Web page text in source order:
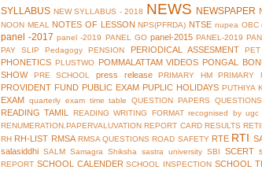
SYLLABUS NEW SYLLABUS - 2018 NEWS NEWSPAPER
NOON MEAL
NOTES OF LESSON NPS(PFRDA) NTSE nupea OBC
panel -2017 panel -2019 PANEL GO panel-2015 PANEL-2019
PAY SLIP
Pedagogy PENSION PERIODICAL ASSESMENT PET
PHONETICS PLUSTWO POMMALATTAM VIDEOS PONGAL
SHOW
PRE SCHOOL press release PRIMARY HM PRIMARY
PROVIDENT FUND PUBLIC EXAM PUPLIC HOLIDAYS PUTHIYA
EXAM quarterly exam time table QUESTION PAPERS
READING TAMIL READING WRITING FORMAT recognised by ugc
RENUMERATION.PAPERVALUVATION REPORT CARD RESULTS
RH RH-LIST RMSA RMSA QUESTIONS ROAD SAFETY RTE RTI
salasiddhi SALM Samagra Shiksha sastra university SBI SCERT
REPORT SCHOOL CALENDER SCHOOL INSPECTION SCHOOL